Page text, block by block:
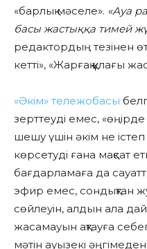
«барлық мәселе». «Ауа
басы жастыққа тимей
редактордың тезінен
кетті», «Жарғақ құлағы
«Әкім» тележобасы
зерттеуді емес,
шешу үшін әкім не
көрсетуді ғана мақсат
бағдарламаға да
эфир емес, сондықтан
сөйлеуін, алдын ала
жасамауын ақтауға
мәтін ауызекі әңгімеден